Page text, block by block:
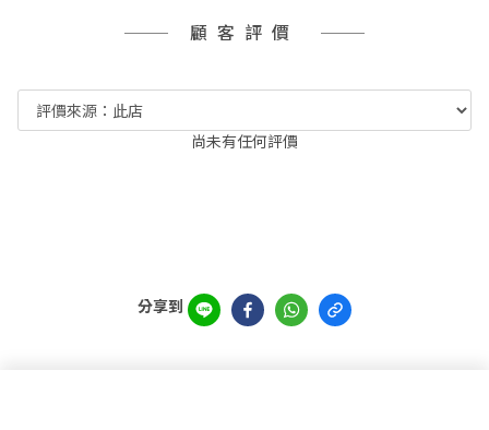
顧客評價
尚未有任何評價
分享到